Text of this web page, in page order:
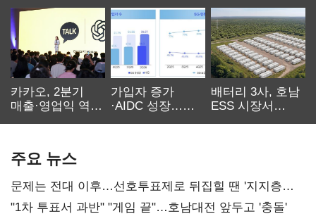
카카오, 2분기
매출·영업익 역대
가입자 증가
·AIDC 성장…
배터리 3사, 호남
ESS 시장서
주요 뉴스
문제는 전대 이후…선호투표제로 뒤집힐 땐 '지지층
불복'
"1차 투표서 과반" "게임 끝"…호남대전 앞두고 '충돌'